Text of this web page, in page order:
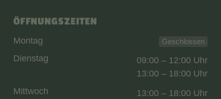
ÖFFNUNGSZEITEN
Montag Geschlossen
Dienstag
09:00 – 12:00 Uhr
13:00 – 18:00 Uhr
Mittwoch
13:00 – 18:00 Uhr